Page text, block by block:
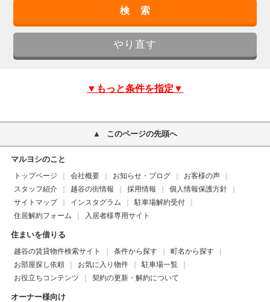
▼もっと条件を指定▼
このページの先頭へ
マルヨシのこと
トップページ 会社概要 お知らせ・ブログ
お客様の声
スタッフ紹介
越谷の街情報 採用情報
個人情報保護方針
サイトマップ
インスタグラム
駐車場解約受付
住居解約フォーム
入居者様専用サイト
住まいを借りる
越谷の賃貸物件検索サイト 条件から探す
町名から探す
お部屋探し依頼
お気に入り物件
駐車場一覧
お役立ちコンテンツ
契約の更新・解約について
オーナー様向け